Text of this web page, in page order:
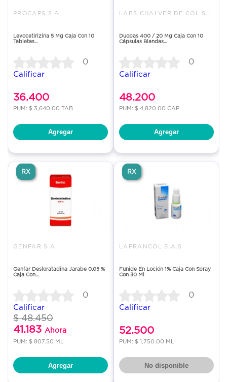
PROCAPS S A
Levocetirizina 5 Mg Caja Con 10
Tabletas...
0
Calificar
36.400
PUM: $ 3,640.00 TAB
Agregar
Duopas 400 / 20 Mg Caja Con 10
Cápsulas Blandas...
0
Calificar
48.200
PUM: $ 4,820.00 CAP
Agregar
GENFAR S.A.
Genfar Desloratadina Jarabe 0,05 %
Caja Con...
0
Calificar
$ 48.450
41.183 Ahora
PUM: $ 807.50 ML
Agregar
RX
LAFRANCOL S.A.S
Funide En Loción 1% Caja Con Spray
Con 30 Ml
0
Calificar
52.500
PUM: $ 1,750.00 ML
No disponible
RX